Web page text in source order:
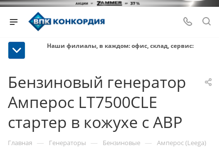
Наши филиалы, в каждом: офис, склад, сервис:
Бензиновый генератор
Амперос LT7500CLE
стартер в кожухе с АВР
Главная — Генераторы — Бензиновые — Амперос (Leega)